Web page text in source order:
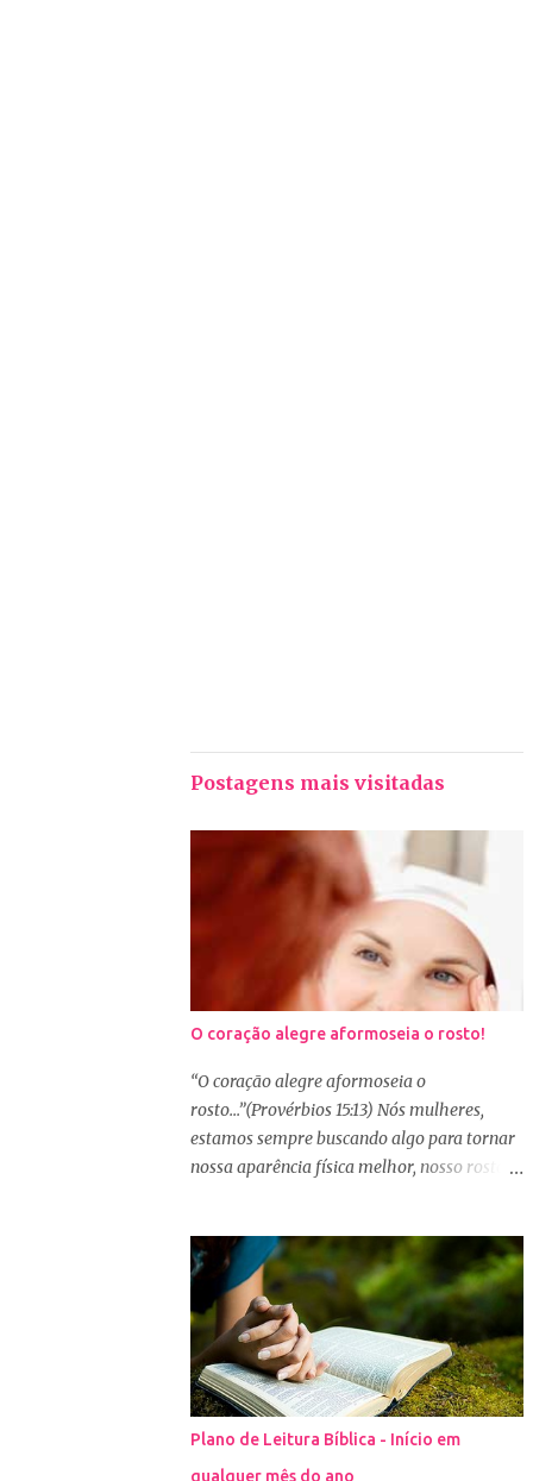
Postagens mais visitadas
O coração alegre aformoseia o rosto!
“O coração alegre aformoseia o
rosto...”(Provérbios 15:13) Nós mulheres,
estamos sempre buscando algo para tornar
nossa aparência física melhor, nosso rosto
cosméticos e produtos de beleza. No Youtube
por exemplo, os canais com mais seguidores
são das blogueiras que dão dicas de beleza,
ensinam a se maquiar e testam produtos.
Não é errado gostar de se cuidar e buscar
conhecimento de como ficar mais bonita e
atraente. Eu também gosto de maquiagem e
dicas de beleza, no entanto, precisamos
Plano de Leitura Bíblica - Início em
qualquer mês do ano